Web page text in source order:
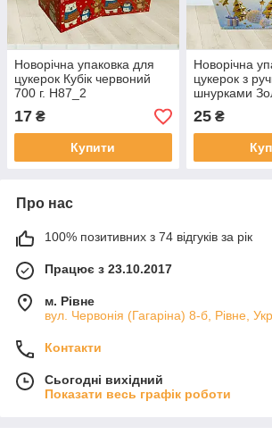
Новорічна упаковка для
цукерок Кубік червоний
700 г. Н87_2
17 ₴
Купити
Новорічна
цукерок з
шнурками
600 - 700 г.
25₴
Про нас
100% позитивних з 74 відгуків за рік
Працює з 23.10.2017
м. Рівне
вул. Червонія (Гагаріна) 8-б, Рівне,
Контакти
Сьогодні вихідний
Показати весь графік роботи